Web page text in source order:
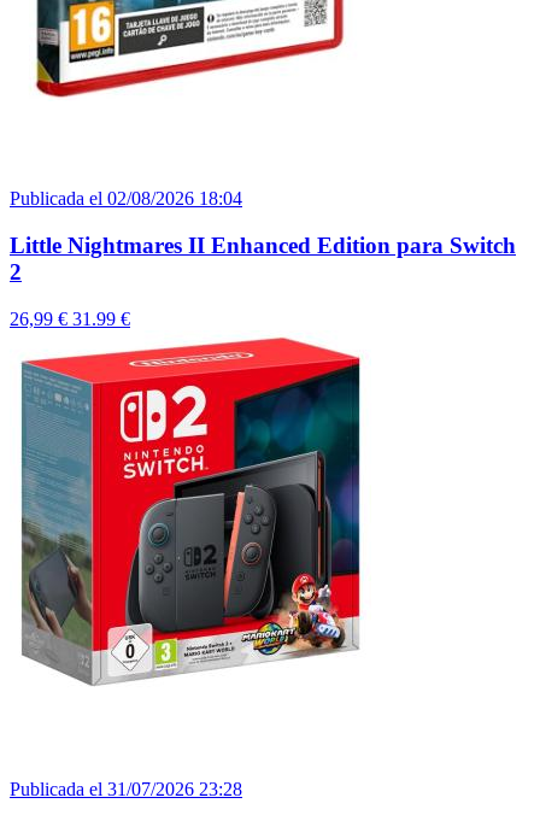
Publicada el 02/08/2026 18:04
Little Nightmares II Enhanced Edition para Switch
2
26,99 € 31.99 €
Publicada el 31/07/2026 23:28